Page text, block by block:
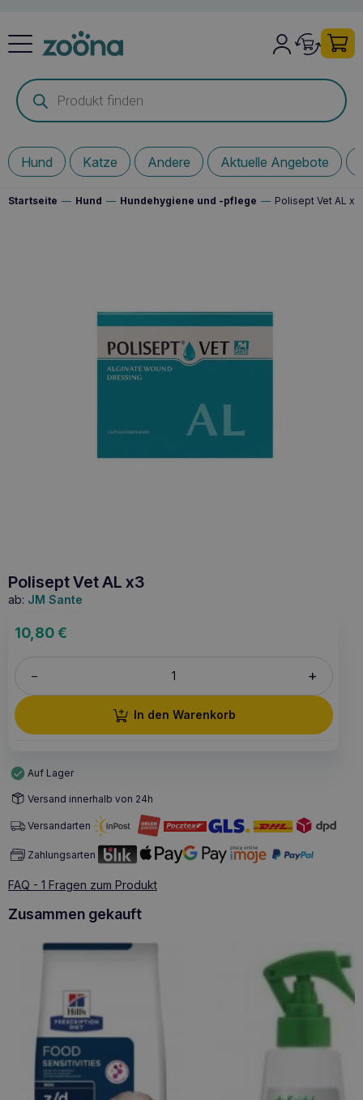
Products
search
Hund Katze Andere Aktuelle Angebote
Startseite — Hund — Hundehygiene und -pflege — Polisept Vet AL x3
Polisept Vet AL x3
ab: JM Sante
10,80€
– +
In den Warenkorb
Auf Lager
Versand innerhalb von 24h
Versandarten
Zahlungsarten
FAQ - 1 Fragen zum Produkt
Zusammen gekauft